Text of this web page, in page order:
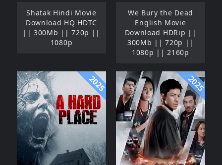
Shatak Hindi Movie
Download HQ HDTC
|| 300Mb || 720p ||
1080p
We Bury the Dead
English Movie
Download HDRip ||
300Mb || 720p ||
1080p || 2160p
2025 2025